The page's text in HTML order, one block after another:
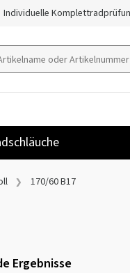
Individuelle
170/60 B17
Ergebnisse